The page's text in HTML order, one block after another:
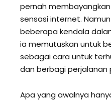
pernah
sensasi internet.
beberapa kendala
ia memutuskan untuk
sebagai cara untuk
dan berbagi perjalanan
Apa yang awalnya